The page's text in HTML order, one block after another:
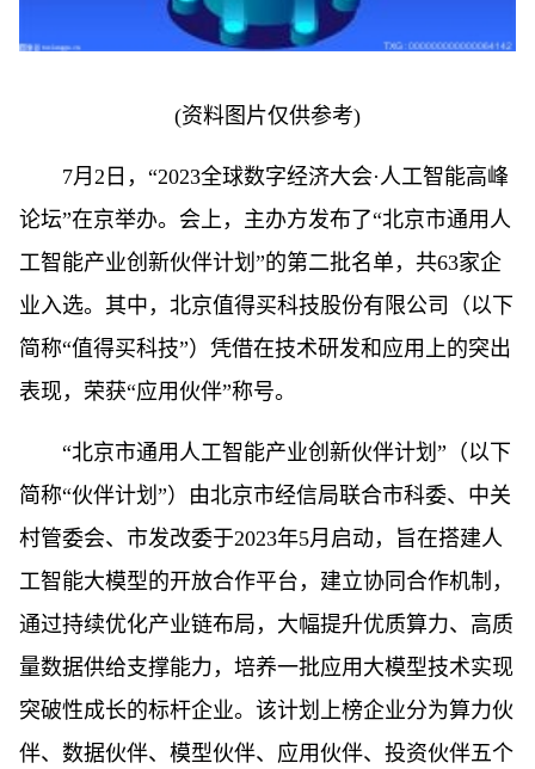
(资料图片仅供参考)
7月2日，“2023全球数字经济大会·人工智能高峰
论坛”在京举办。会上，主办方发布了“北京市通用人
工智能产业创新伙伴计划”的第二批名单，共63家企
业入选。其中，北京值得买科技股份有限公司（以下
简称“值得买科技”）凭借在技术研发和应用上的突出
表现，荣获“应用伙伴”称号。
“北京市通用人工智能产业创新伙伴计划”（以下
简称“伙伴计划”）由北京市经信局联合市科委、中关
村管委会、市发改委于2023年5月启动，旨在搭建人
工智能大模型的开放合作平台，建立协同合作机制，
通过持续优化产业链布局，大幅提升优质算力、高质
量数据供给支撑能力，培养一批应用大模型技术实现
突破性成长的标杆企业。该计划上榜企业分为算力伙
伴、数据伙伴、模型伙伴、应用伙伴、投资伙伴五个